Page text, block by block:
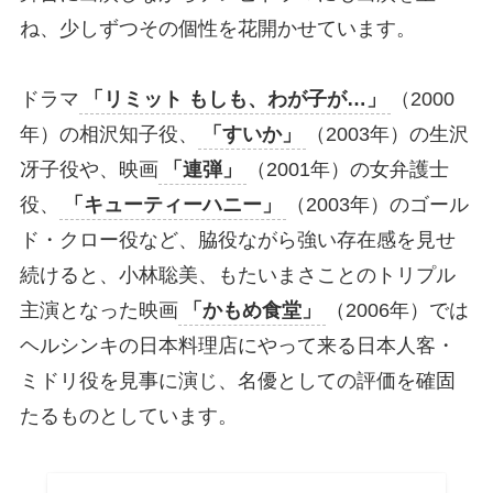
ね、少しずつその個性を花開かせています。
ドラマ 「リミット もしも、わが子が…」
（2000
年）の相沢知子役、
「すいか」
（2003年）の生沢
冴子役や、映画
「連弾」
（2001年）の女弁護士
役、
「キューティーハニー」
（2003年）のゴール
ド・クロー役など、脇役ながら強い存在感を見せ
続けると、小林聡美、もたいまさことのトリプル
主演となった映画
「かもめ食堂」
（2006年）では
ヘルシンキの日本料理店にやって来る日本人客・
ミドリ役を見事に演じ、名優としての評価を確固
たるものとしています。